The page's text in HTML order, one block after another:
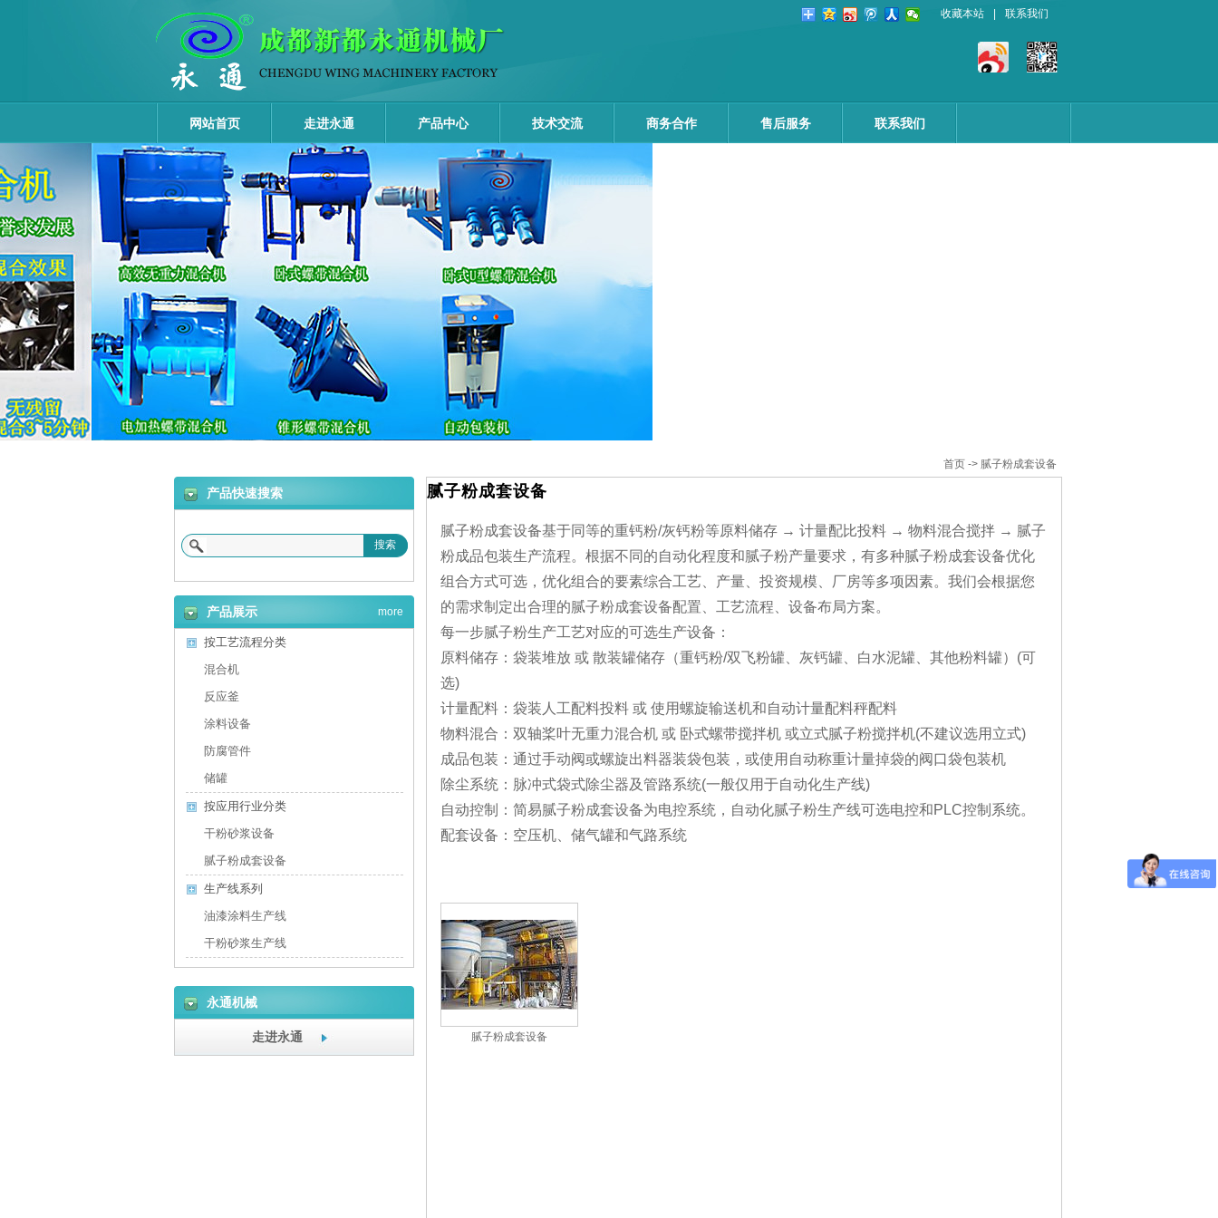
收藏本站 联系我们
网站首页 走进永通 产品中心 技术交流 商务合作 售后服务 联系我们
首页 -> 腻子粉成套设备
腻子粉成套设备
腻子粉成套设备基于同等的重钙粉/灰钙粉等原料储存 → 计量配比投料 → 物料混合搅拌 → 腻子
粉成品包装生产流程。根据不同的自动化程度和腻子粉产量要求，有多种腻子粉成套设备优化
组合方式可选，优化组合的要素综合工艺、产量、投资规模、厂房等多项因素。我们会根据您
的需求制定出合理的腻子粉成套设备配置、工艺流程、设备布局方案。
每一步腻子粉生产工艺对应的可选生产设备：
原料储存：袋装堆放 或 散装罐储存（重钙粉/双飞粉罐、灰钙罐、白水泥罐、其他粉料罐）(可
选)
计量配料：袋装人工配料投料 或 使用螺旋输送机和自动计量配料秤配料
物料混合：双轴桨叶无重力混合机 或 卧式螺带搅拌机 或立式腻子粉搅拌机(不建议选用立式)
成品包装：通过手动阀或螺旋出料器装袋包装，或使用自动称重计量掉袋的阀口袋包装机
除尘系统：脉冲式袋式除尘器及管路系统(一般仅用于自动化生产线)
自动控制：简易腻子粉成套设备为电控系统，自动化腻子粉生产线可选电控和PLC控制系统。
配套设备：空压机、储气罐和气路系统
腻子粉成套设备
产品快速搜索
搜索
产品展示
按工艺流程分类
混合机
反应釜
涂料设备
防腐管件
储罐
按应用行业分类
干粉砂浆设备
腻子粉成套设备
生产线系列
油漆涂料生产线
干粉砂浆生产线
more
永通机械
走进永通